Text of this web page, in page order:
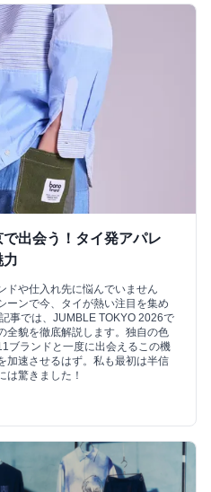
で出会う！タイ発アパレ
力
ドや仕入れ先に悩んでいません
ーンで今、タイが熱い注目を集め
事では、JUMBLE TOKYO 2026で
全貌を徹底解説します。独自の色
ブランドと一度に出会えるこの機
加速させるはず。私も最初は半信
は驚きました！